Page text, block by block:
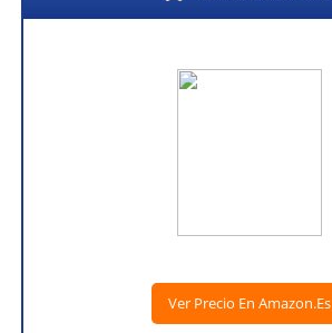
Ver Precio En Amazon.es